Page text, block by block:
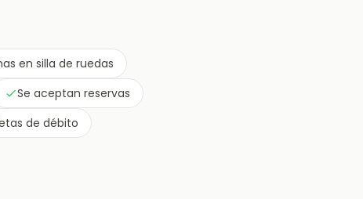
en silla de ruedas
Se aceptan reservas
de débito